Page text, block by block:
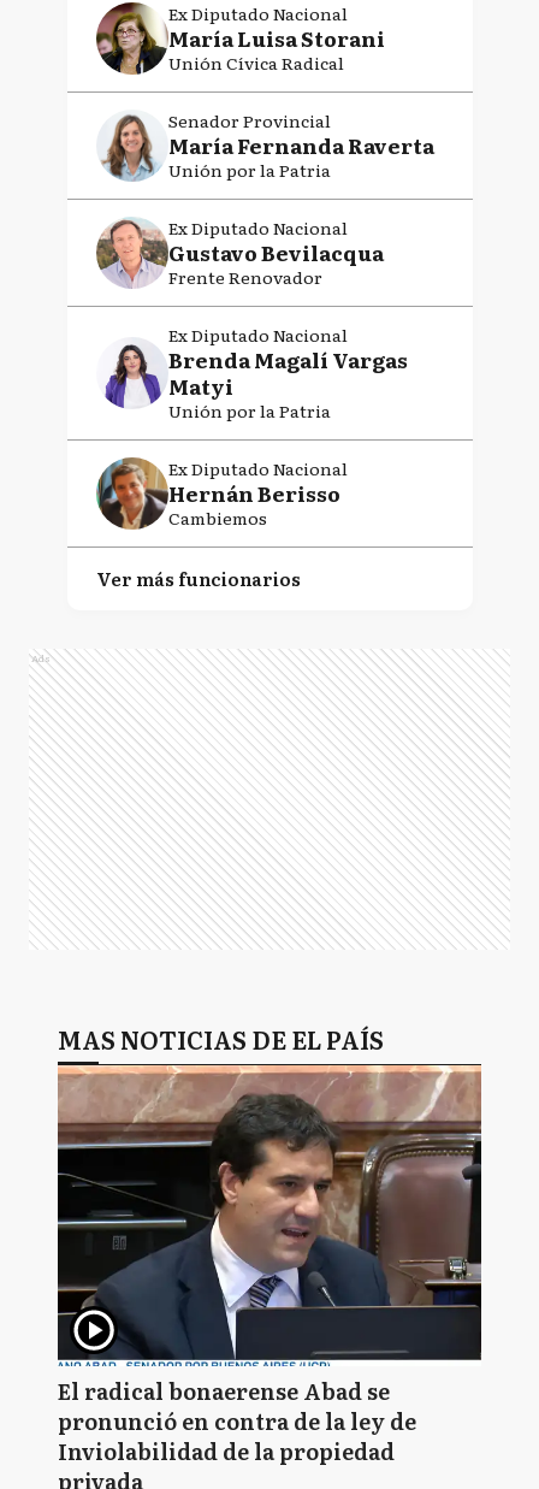
Ex Diputado Nacional
María Luisa Storani
Unión Cívica Radical
Senador Provincial
María Fernanda Raverta
Unión por la Patria
Ex Diputado Nacional
Gustavo Bevilacqua
Frente Renovador
Ex Diputado Nacional
Brenda Magalí Vargas
Matyi
Unión por la Patria
Ex Diputado Nacional
Hernán Berisso
Cambiemos
Ver más funcionarios
Ads
MAS NOTICIAS DE EL PAÍS
El radical bonaerense Abad se
pronunció en contra de la ley de
Inviolabilidad de la propiedad
privada